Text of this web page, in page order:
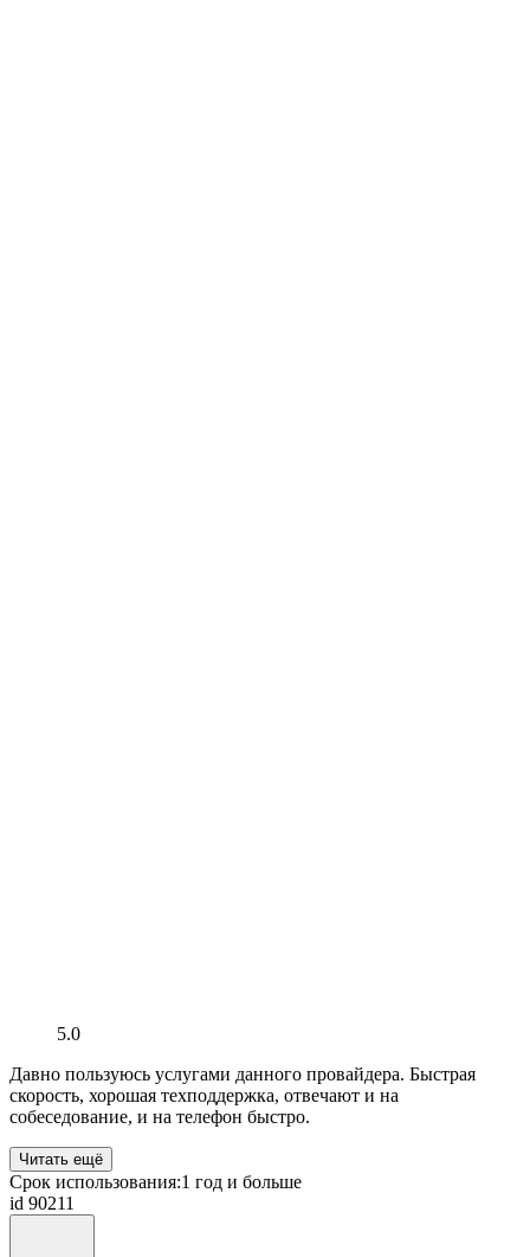
5.0
Давно пользуюсь услугами данного провайдера. Быстрая
скорость, хорошая техподдержка, отвечают и на
собеседование, и на телефон быстро.
Читать ещё
Срок использования:1 год и больше
id 90211